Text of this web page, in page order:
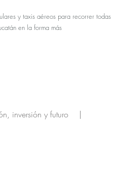
y taxis aéreos para recorrer todas
en la forma más
inversión y futuro
|